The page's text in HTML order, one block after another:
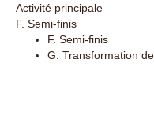
Activité principale
F. Semi-finis
F. Semi-finis
G. Transformation